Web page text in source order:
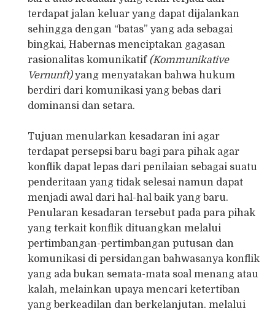
terdapat jalan keluar yang dapat dijalankan
sehingga dengan “batas” yang ada sebagai
bingkai, Habernas menciptakan gagasan
rasionalitas komunikatif (Kommunikative
Vernunft)yang menyatakan bahwa hukum
berdiri dari komunikasi yang bebas dari
dominansi dan setara.
Tujuan menularkan kesadaran ini agar
terdapat persepsi baru bagi para pihak agar
konflik dapat lepas dari penilaian sebagai suatu
penderitaan yang tidak selesai namun dapat
menjadi awal dari hal-hal baik yang baru.
Penularan kesadaran tersebut pada para pihak
yang terkait konflik dituangkan melalui
pertimbangan-pertimbangan putusan dan
komunikasi di persidangan bahwasanya konflik
yang ada bukan semata-mata soal menang atau
kalah, melainkan upaya mencari ketertiban
yang berkeadilan dan berkelanjutan. melalui